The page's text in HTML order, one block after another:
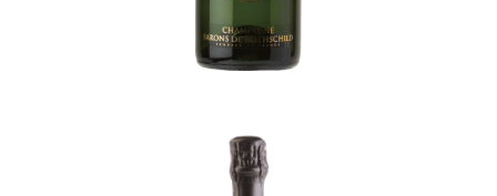
Drappier Champagne Zero Dosage